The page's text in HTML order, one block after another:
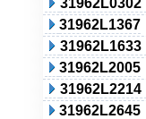
31962L0302
31962L1367
31962L1633
31962L2005
31962L2214
31962L2645